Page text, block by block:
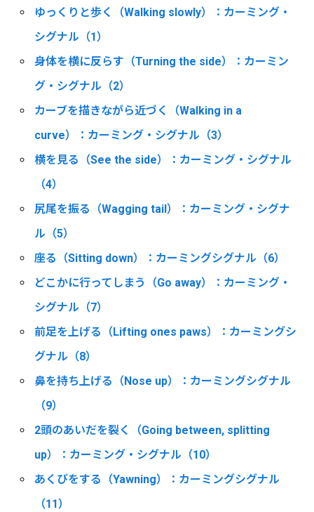
ゆっくりと歩く（Walking slowly）：カーミング・
シグナル（1）
身体を横に反らす（Turning the side）：カーミン
グ・シグナル（2）
カーブを描きながら近づく（Walking in a
curve）：カーミング・シグナル（3）
横を見る（See the side）：カーミング・シグナル
（4）
尻尾を振る（Wagging tail）：カーミング・シグナ
ル（5）
座る（Sitting down）：カーミングシグナル（6）
どこかに行ってしまう（Go away）：カーミング・
シグナル（7）
前足を上げる（Lifting ones paws）：カーミングシ
グナル（8）
鼻を持ち上げる（Nose up）：カーミングシグナル
（9）
2頭のあいだを裂く（Going between, splitting
up）：カーミング・シグナル（10）
あくびをする（Yawning）：カーミングシグナル
（11）